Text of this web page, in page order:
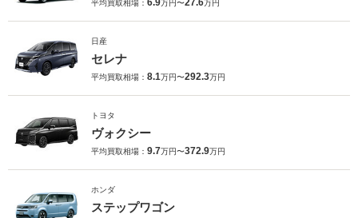
平均買取相場： 6.9万円〜27.6万円
日産
セレナ
平均買取相場： 8.1万円〜292.3万円
トヨタ
ヴォクシー
平均買取相場： 9.7万円〜372.9万円
ホンダ
ステップワゴン